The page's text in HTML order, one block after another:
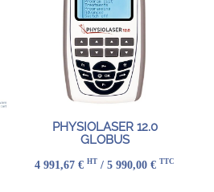
PHYSIOLASER 12.0
GLOBUS
4 991,67 € HT / 5 990,00 € TTC